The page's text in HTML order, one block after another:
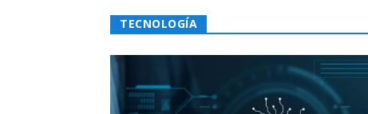
TECNOLOGÍA